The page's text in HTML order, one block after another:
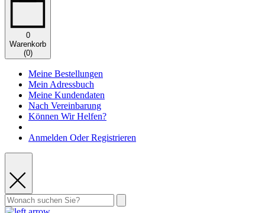
0
Warenkorb
(0)
Meine Bestellungen
Mein Adressbuch
Meine Kundendaten
Nach Vereinbarung
Können Wir Helfen?
Anmelden Oder Registrieren